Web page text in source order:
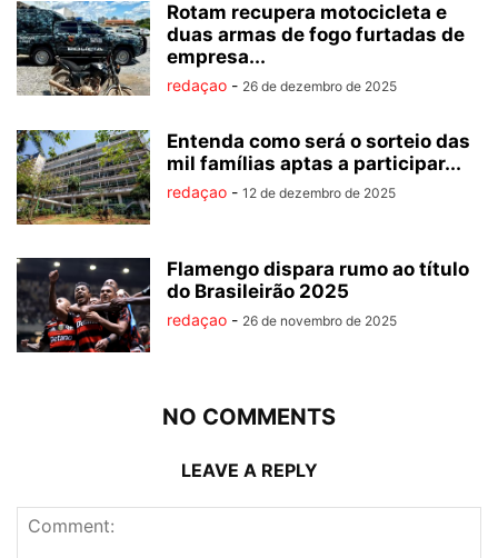
Rotam recupera motocicleta e
duas armas de fogo furtadas de
empresa...
redaçao - 26 de dezembro de 2025
Entenda como será o sorteio das
mil famílias aptas a participar...
redaçao - 12 de dezembro de 2025
Flamengo dispara rumo ao título
do Brasileirão 2025
redaçao - 26 de novembro de 2025
NO COMMENTS
LEAVE A REPLY